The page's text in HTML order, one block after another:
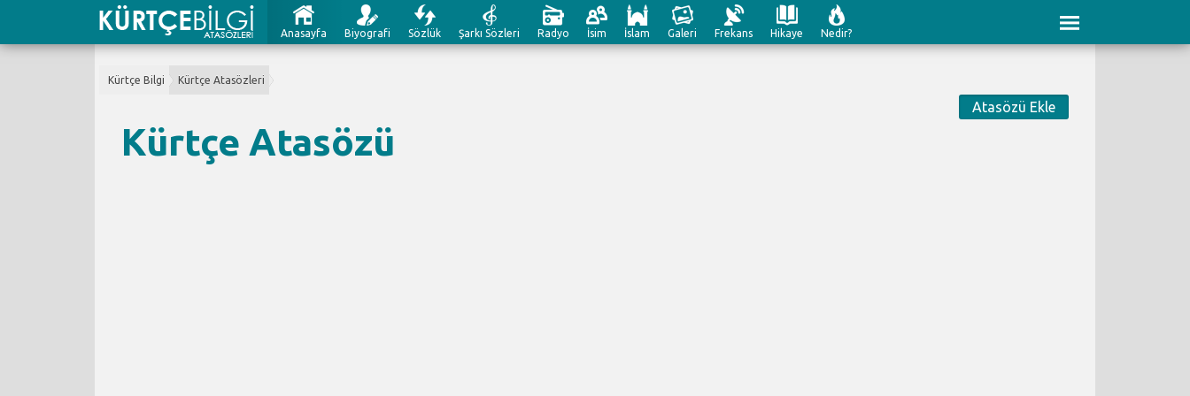
Anasayfa Biyografi Sözlük Şarkı Sözleri Radyo İsim İslam Galeri Frekans Hikaye Nedir?
Kürtçe Bilgi Kürtçe Atasözleri
Atasözü Ekle
Kürtçe Atasözü